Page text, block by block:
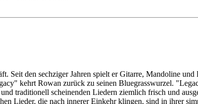
Seit den sechziger Jahren spielt er Gitarre, Mandoline
kehrt Rowan zurück zu seinen Bluegrasswurzel.
traditionell scheinenden Liedern ziemlich frisch und
Lieder, die nach innerer Einkehr klingen, sind in ihrer